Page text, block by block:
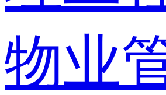
物业